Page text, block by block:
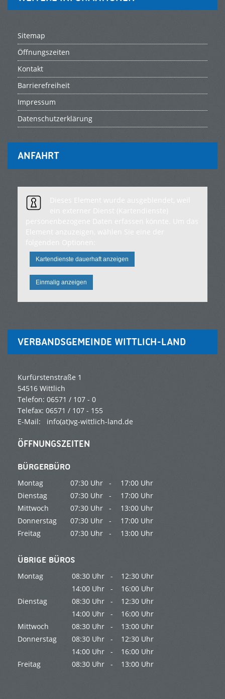
Sitemap
Öffnungszeiten
Kontakt
Barrierefreiheit
Impressum
Datenschutzerklärung
ANFAHRT
Kartendienste dauerhaft anzeigen
Einmalig anzeigen
VERBANDSGEMEINDE WITTLICH-LAND
Kurfürstenstraße 1
54516 Wittlich
Telefon: 06571 / 107 - 0
Telefax: 06571 / 107 - 155
E-Mail: info(at)vg-wittlich-land.de
ÖFFNUNGSZEITEN
BÜRGERBÜRO
Montag 07:30 Uhr -
17:00 Uhr
Dienstag
07:30 Uhr -
17:00 Uhr
Mittwoch
07:30 Uhr -
13:00 Uhr
Donnerstag
07:30 Uhr -
17:00 Uhr
Freitag
07:30 Uhr - 13:00 Uhr
ÜBRIGE BÜROS
Montag 08:30 Uhr -
12:30 Uhr
14:00 Uhr -
16:00 Uhr
Dienstag
08:30 Uhr -
12:30 Uhr
14:00 Uhr -
16:00 Uhr
Mittwoch
08:30 Uhr -
13:00 Uhr
Donnerstag
08:30 Uhr -
12:30 Uhr
14:00 Uhr -
16:00 Uhr
Freitag
08:30 Uhr - 13:00 Uhr